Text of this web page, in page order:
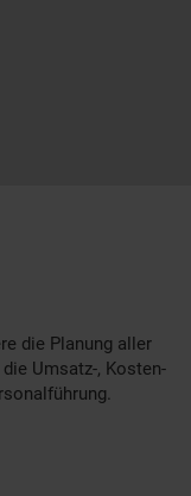
die Planung aller
Umsatz-, Kosten-